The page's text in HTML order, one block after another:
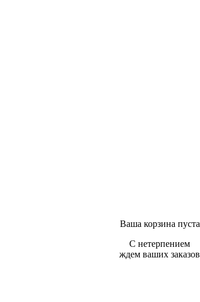
Ваша корзина пуста
С нетерпением
ждем ваших заказов